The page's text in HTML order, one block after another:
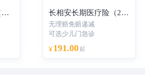
一生中意终身寿险（分红型）-年交 长相安长期医疗险（20年保证续保）—个人版
无理赔免赔递减
可选少儿门急诊
¥ 191.00 起